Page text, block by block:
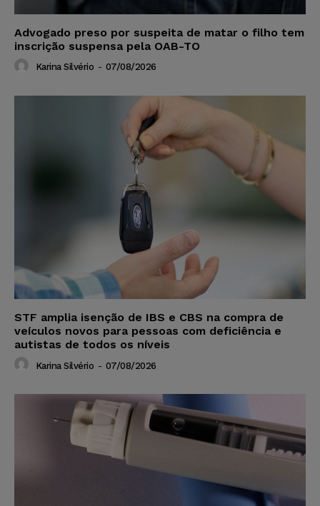
Advogado preso por suspeita de matar o filho tem
inscrição suspensa pela OAB-TO
Karina Silvério - 07/08/2026
STF amplia isenção de IBS e CBS na compra de
veículos novos para pessoas com deficiência e
autistas de todos os níveis
Karina Silvério - 07/08/2026